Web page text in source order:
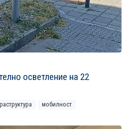
осветление на 22
мобилност